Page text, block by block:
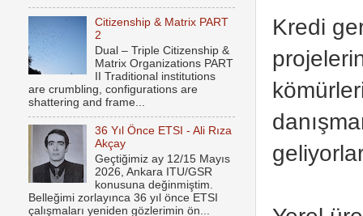
Kredi
Citizenship & Matrix PART
2
Dual – Triple Citizenship &
Matrix Organizations PART
II Traditional institutions
are crumbling, configurations are
shattering and frame...
36 Yıl Önce ETSI - Ali Rıza
Akçay
Geçtiğimiz ay 12/15 Mayıs
2026, Ankara ITU/GSR
konusuna değinmiştim.
Belleğimi zorlayınca 36 yıl önce ETSI
çalışmaları yeniden gözlerimin ön...